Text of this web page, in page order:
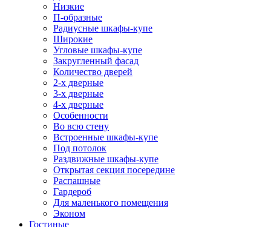
Низкие
П-образные
Радиусные шкафы-купе
Широкие
Угловые шкафы-купе
Закругленный фасад
Количество дверей
2-х дверные
3-х дверные
4-х дверные
Особенности
Во всю стену
Встроенные шкафы-купе
Под потолок
Раздвижные шкафы-купе
Открытая секция посередине
Распашные
Гардероб
Для маленького помещения
Эконом
Гостиные